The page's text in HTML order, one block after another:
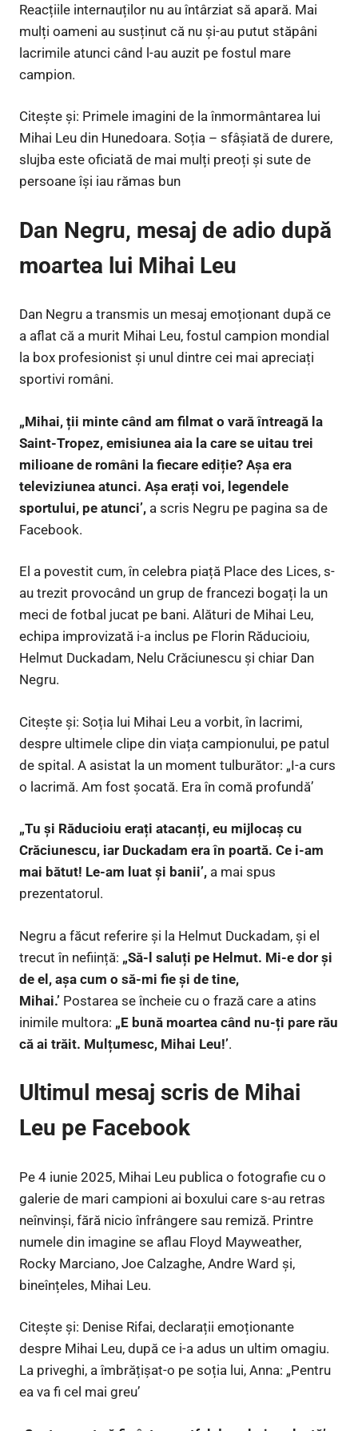
Reacțiile internauților nu au întârziat să apară. Mai
mulți oameni au susținut că nu și-au putut stăpâni
lacrimile atunci când l-au auzit pe fostul mare
campion.
Citește și: Primele imagini de la înmormântarea lui
Mihai Leu din Hunedoara. Soția – sfâșiată de durere,
slujba este oficiată de mai mulți preoți și sute de
persoane își iau rămas bun
Dan Negru, mesaj de adio după
moartea lui Mihai Leu
Dan Negru a transmis un mesaj emoționant după ce
a aflat că a murit Mihai Leu, fostul campion mondial
la box profesionist și unul dintre cei mai apreciați
sportivi români.
„Mihai, ții minte când am filmat o vară întreagă la
Saint-Tropez, emisiunea aia la care se uitau trei
milioane de români la fiecare ediție? Așa era
televiziunea atunci. Așa erați voi, legendele
sportului, pe atunci’, a scris Negru pe pagina sa de
Facebook.
El a povestit cum, în celebra piață Place des Lices, s-
au trezit provocând un grup de francezi bogați la un
meci de fotbal jucat pe bani. Alături de Mihai Leu,
echipa improvizată i-a inclus pe Florin Răducioiu,
Helmut Duckadam, Nelu Crăciunescu și chiar Dan
Negru.
Citește și: Soția lui Mihai Leu a vorbit, în lacrimi,
despre ultimele clipe din viața campionului, pe patul
de spital. A asistat la un moment tulburător: „I-a curs
o lacrimă. Am fost șocată. Era în comă profundă’
„Tu și Răducioiu erați atacanți, eu mijlocaș cu
Crăciunescu, iar Duckadam era în poartă. Ce i-am
mai bătut! Le-am luat și banii’, a mai spus
prezentatorul.
Negru a făcut referire și la Helmut Duckadam, și el
trecut în neființă: „Să-l saluți pe Helmut. Mi-e dor și
de el, așa cum o să-mi fie și de tine,
Mihai.’ Postarea se încheie cu o frază care a atins
inimile multora: „E bună moartea când nu-ți pare rău
că ai trăit. Mulțumesc, Mihai Leu!’.
Ultimul mesaj scris de Mihai
Leu pe Facebook
Pe 4 iunie 2025, Mihai Leu publica o fotografie cu o
galerie de mari campioni ai boxului care s-au retras
neînvinși, fără nicio înfrângere sau remiză. Printre
numele din imagine se aflau Floyd Mayweather,
Rocky Marciano, Joe Calzaghe, Andre Ward și,
bineînțeles, Mihai Leu.
Citește și: Denise Rifai, declarații emoționante
despre Mihai Leu, după ce i-a adus un ultim omagiu.
La priveghi, a îmbrățișat-o pe soția lui, Anna: „Pentru
ea va fi cel mai greu’